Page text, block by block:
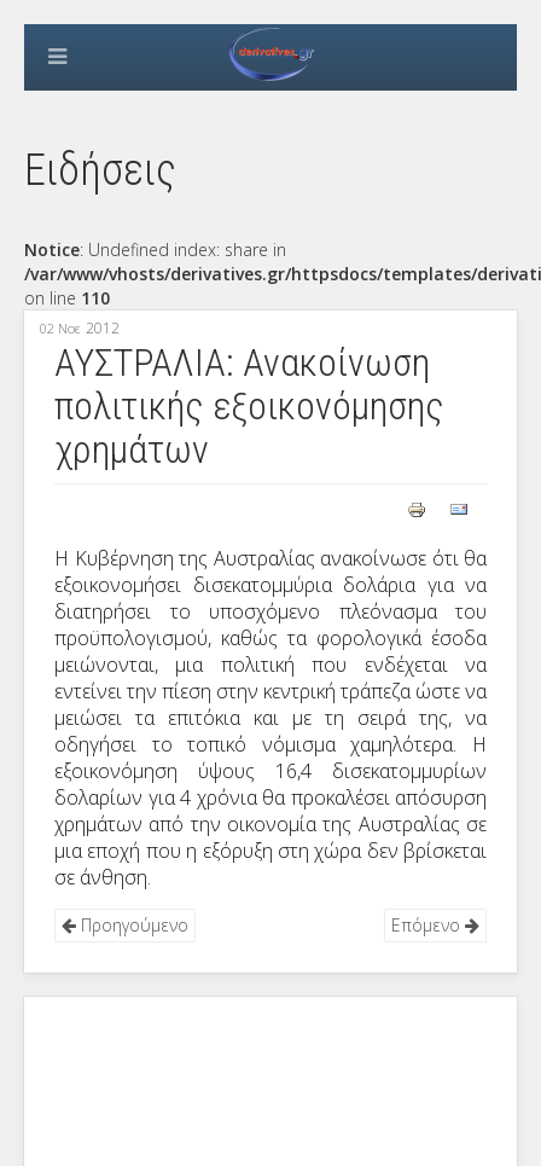
Ειδήσεις
Notice: Undefined index: share in
/var/www/vhosts/derivatives.gr/httpsdocs/templates/
on line 110
02 Νοε 2012
ΑΥΣΤΡΑΛΙΑ: Ανακοίνωση
πολιτικής εξοικονόμησης
χρημάτων
Η Κυβέρνηση της Αυστραλίας ανακοίνωσε ότι θα
εξοικονομήσει δισεκατομμύρια δολάρια για να
διατηρήσει το υποσχόμενο πλεόνασμα του
προϋπολογισμού, καθώς τα φορολογικά έσοδα
μειώνονται, μια πολιτική που ενδέχεται να
εντείνει την πίεση στην κεντρική τράπεζα ώστε να
μειώσει τα επιτόκια και με τη σειρά της, να
οδηγήσει το τοπικό νόμισμα χαμηλότερα. Η
εξοικονόμηση ύψους 16,4 δισεκατομμυρίων
δολαρίων για 4 χρόνια θα προκαλέσει απόσυρση
χρημάτων από την οικονομία της Αυστραλίας σε
μια εποχή που η εξόρυξη στη χώρα δεν βρίσκεται
σε άνθηση.
Προηγούμενο Επόμενο